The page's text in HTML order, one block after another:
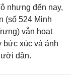
nhưng đến nay,
(số 524 Minh
vẫn hoạt
bức xúc và ảnh
dân.